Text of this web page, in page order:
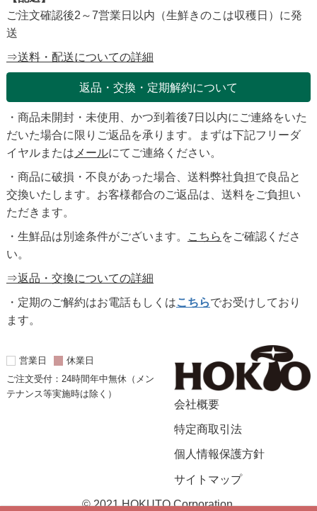
ご注文確認後2～7営業日以内（生鮮きのこは収穫日）に発
送
⇒送料・配送についての詳細
返品・交換・定期解約について
・商品未開封・未使用、かつ到着後7日以内にご連絡をいた
だいた場合に限りご返品を承ります。まずは下記フリーダ
イヤルまたは メールにてご連絡ください。
・商品に破損・不良があった場合、送料弊社負担で良品と
交換いたします。お客様都合のご返品は、送料をご負担い
ただきます。
・生鮮品は別途条件がございます。
こちら をご確認くださ
い。
⇒返品・交換についての詳細
・定期のご解約はお電話もしくはこちらでお受けしており
ます。
営業日
休業日
ご注文受付：24時間年中無休（メン
テナンス等実施時は除く）
会社概要
特定商取引法
個人情報保護方針
サイトマップ
© 2021 HOKUTO Corporation.